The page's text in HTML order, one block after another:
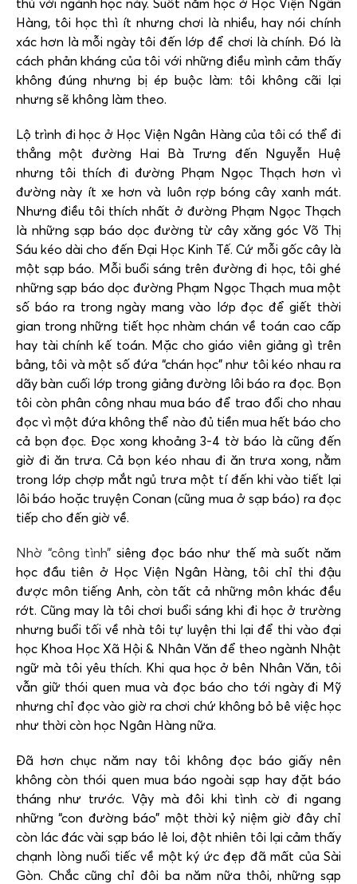
thú với ngành học này. Suốt năm học ở Học Viện Ngân
Hàng, tôi học thì ít nhưng chơi là nhiều, hay nói chính
xác hơn là mỗi ngày tôi đến lớp để chơi là chính. Đó là
cách phản kháng của tôi với những điều mình cảm thấy
không đúng nhưng bị ép buộc làm: tôi không cãi lại
nhưng sẽ không làm theo.
Lộ trình đi học ở Học Viện Ngân Hàng của tôi có thể đi
thẳng một đường Hai Bà Trưng đến Nguyễn Huệ
nhưng tôi thích đi đường Phạm Ngọc Thạch hơn vì
đường này ít xe hơn và luôn rợp bóng cây xanh mát.
Nhưng điều tôi thích nhất ở đường Phạm Ngọc Thạch
là những sạp báo dọc đường từ cây xăng góc Võ Thị
Sáu kéo dài cho đến Đại Học Kinh Tế. Cứ mỗi gốc cây là
một sạp báo. Mỗi buổi sáng trên đường đi học, tôi ghé
những sạp báo dọc đường Phạm Ngọc Thạch mua một
số báo ra trong ngày mang vào lớp đọc để giết thời
gian trong những tiết học nhàm chán về toán cao cấp
hay tài chính kế toán. Mặc cho giáo viên giảng gì trên
bảng, tôi và một số đứa “chán học” như tôi kéo nhau ra
dãy bàn cuối lớp trong giảng đường lôi báo ra đọc. Bọn
tôi còn phân công nhau mua báo để trao đổi cho nhau
đọc vì một đứa không thể nào đủ tiền mua hết báo cho
cả bọn đọc. Đọc xong khoảng 3-4 tờ báo là cũng đến
giờ đi ăn trưa. Cả bọn kéo nhau đi ăn trưa xong, nằm
trong lớp chợp mắt ngủ trưa một tí đến khi vào tiết lại
lôi báo hoặc truyện Conan (cũng mua ở sạp báo) ra đọc
tiếp cho đến giờ về.
Nhờ “công tình”siêng đọc báo như thế mà suốt năm
học đầu tiên ở Học Viện Ngân Hàng, tôi chỉ thi đậu
được môn tiếng Anh, còn tất cả những môn khác đều
rớt. Cũng may là tôi chơi buổi sáng khi đi học ở trường
nhưng buổi tối về nhà tôi tự luyện thi lại để thi vào đại
học Khoa Học Xã Hội & Nhân Văn để theo ngành Nhật
ngữ mà tôi yêu thích. Khi qua học ở bên Nhân Văn, tôi
vẫn giữ thói quen mua và đọc báo cho tới ngày đi Mỹ
nhưng chỉ đọc vào giờ ra chơi chứ không bỏ bê việc học
như thời còn học Ngân Hàng nữa.
Đã hơn chục năm nay tôi không đọc báo giấy nên
không còn thói quen mua báo ngoài sạp hay đặt báo
tháng như trước. Vậy mà đôi khi tình cờ đi ngang
những “con đường báo” một thời kỷ niệm giờ đây chỉ
còn lác đác vài sạp báo lẻ loi, đột nhiên tôi lại cảm thấy
chạnh lòng nuối tiếc về một ký ức đẹp đã mất của Sài
Gòn. Chắc cũng chỉ đôi ba năm nữa thôi, những sạp